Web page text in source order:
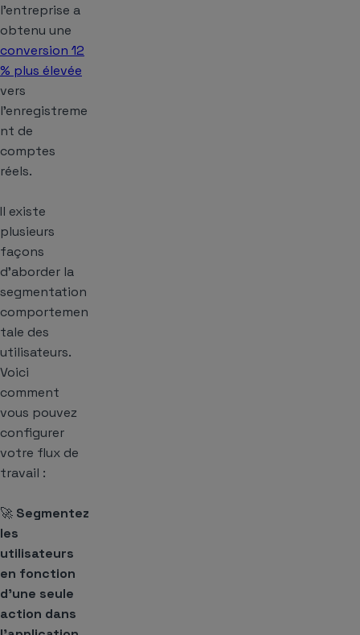
l’entreprise a
obtenu une
conversion 12
% plus élevée
vers
l’enregistreme
nt de
comptes
réels.
Il existe
plusieurs
façons
d’aborder la
segmentation
comportemen
tale des
utilisateurs.
Voici
comment
vous pouvez
configurer
votre flux de
travail :
🚀 Segmentez
les
utilisateurs
en fonction
d’une seule
action dans